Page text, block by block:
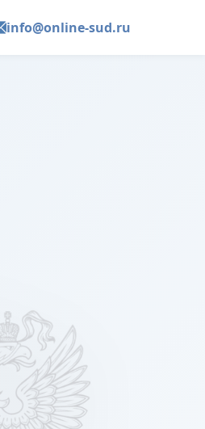
info@online-sud.ru